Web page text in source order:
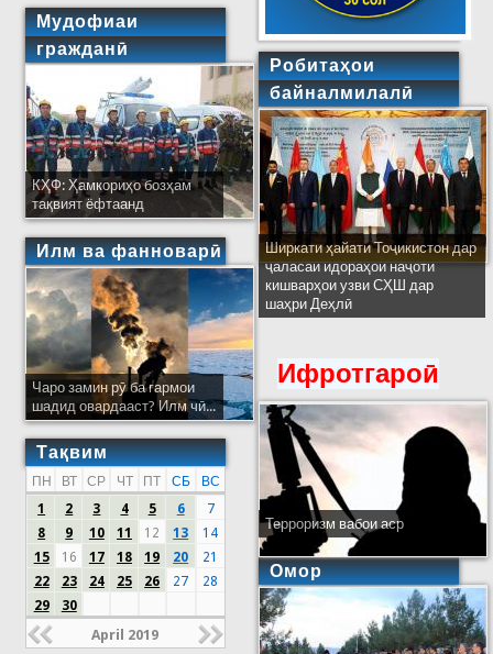
Мудофиаи
гражданӣ
КҲФ: Ҳамкориҳо бозҳам
тақвият ёфтаанд
Илм ва фанноварӣ
Чаро замин рӯ ба гармои
шадид овардааст? Илм чӣ...
Тақвим
ПН ВТ СР ЧТ ПТ СБ
ВС
1
2 3 4 5 6
7
8
9 10 11 12 13
14
15
16 17 18 19 20
21
22
23 24 25 26 27
28
29
30
April 2019
Робитаҳои
байналмилалӣ
Ширкати ҳайати Тоҷикистон дар
ҷаласаи идораҳои наҷоти
кишварҳои узви СҲШ дар
шаҳри Деҳлӣ
Ифротгароӣ
Терроризм вабои аср
Омор